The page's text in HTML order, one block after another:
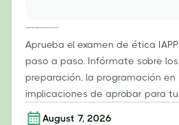
Aprueba el examen de ética
paso a paso. Infórmate sobre
preparación, la programación en
implicaciones de aprobar para
August 7, 2026